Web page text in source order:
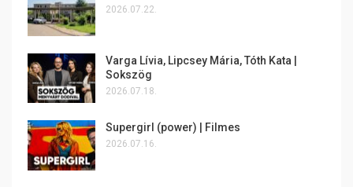
2026.07.22.
Varga Lívia, Lipcsey Mária, Tóth Kata |
Sokszög
2026.07.18.
Supergirl (power) | Filmes
2026.07.16.